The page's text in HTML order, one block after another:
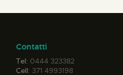
Contatti
Tel: 0444 323382
Cell: 371 4993198